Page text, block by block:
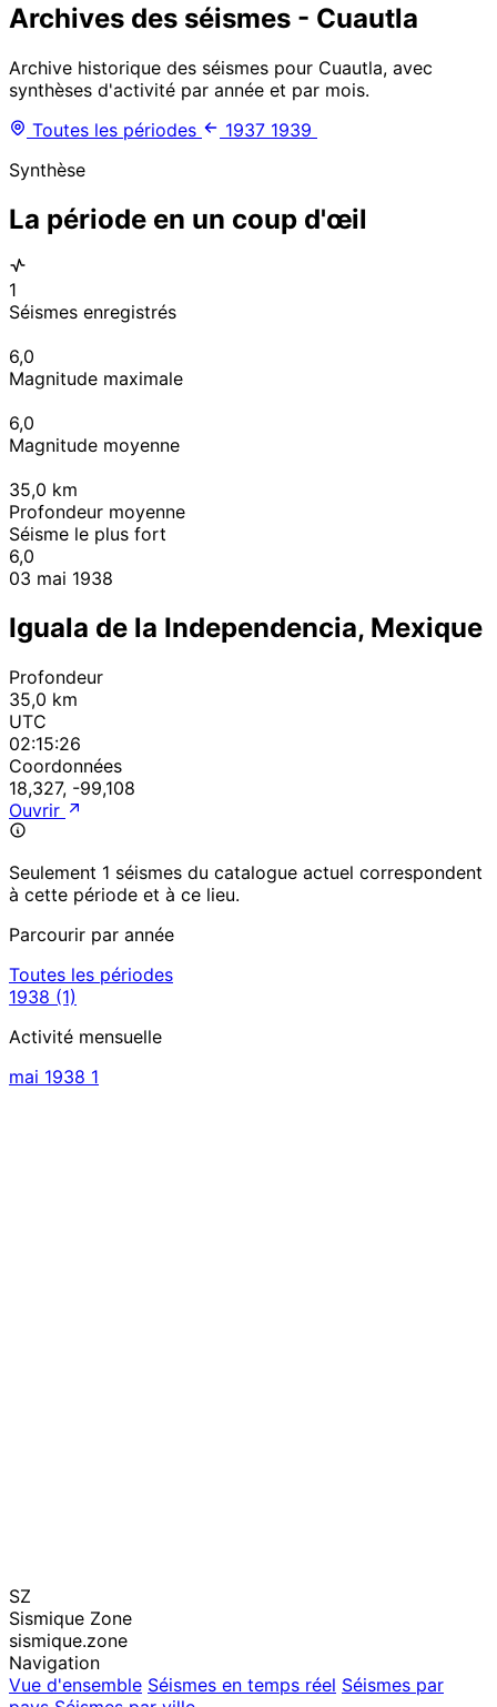
Archives des séismes - Cuautla
Archive historique des séismes pour Cuautla, avec
synthèses d'activité par année et par mois.
Toutes les périodes
1937 1939
Synthèse
La période en un coup d'œil
1
Séismes enregistrés
6,0
Magnitude maximale
6,0
Magnitude moyenne
35,0 km
Profondeur moyenne
Séisme le plus fort
6,0
03 mai 1938
Iguala de la Independencia, Mexique
Profondeur
35,0 km
UTC
02:15:26
Coordonnées
18,327, -99,108
Ouvrir
Seulement 1 séismes du catalogue actuel correspondent
à cette période et à ce lieu.
Parcourir par année
Toutes les périodes
1938 (1)
Activité mensuelle
mai 1938 1
SZ
Sismique Zone
sismique.zone
Navigation
Vue d'ensemble Séismes en temps réel Séismes par